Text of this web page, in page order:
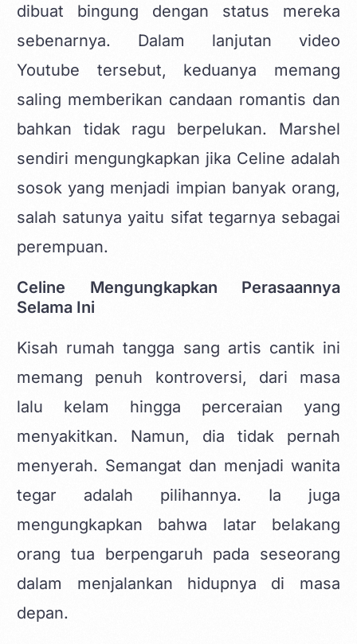
dibuat bingung dengan status mereka
sebenarnya. Dalam lanjutan video
Youtube tersebut, keduanya memang
saling memberikan candaan romantis dan
bahkan tidak ragu berpelukan. Marshel
sendiri mengungkapkan jika Celine adalah
sosok yang menjadi impian banyak orang,
salah satunya yaitu sifat tegarnya sebagai
perempuan.
Celine Mengungkapkan Perasaannya
Selama Ini
Kisah rumah tangga sang artis cantik ini
memang penuh kontroversi, dari masa
lalu kelam hingga perceraian yang
menyakitkan. Namun, dia tidak pernah
menyerah. Semangat dan menjadi wanita
tegar adalah pilihannya. Ia juga
mengungkapkan bahwa latar belakang
orang tua berpengaruh pada seseorang
dalam menjalankan hidupnya di masa
depan.